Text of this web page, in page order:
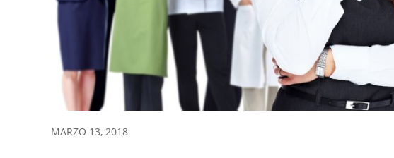
MARZO 13, 2018